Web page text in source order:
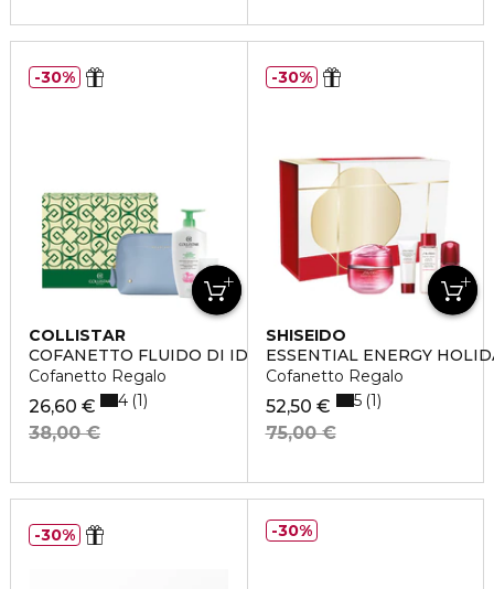
COLLISTAR
COFANETTO FLUIDO DI IDRATAZIONE PROFONDA
Cofanetto Regalo
26,60 €
38,00 €
4 1
30%
SHISEIDO
ESSENTIAL ENERGY
Cofanetto Regalo
52,50 €
75,00 €
5 1
30%
30% 30%